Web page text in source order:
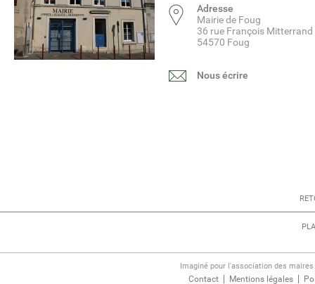
18
OCTOBRE
NEWS
MARCHONS
VIE
Adresse
Mairie de Foug
36 rue François Mitterrand
54570 Foug
Nous écrire
Imaginé pour l'association des
Contact Mentions légales